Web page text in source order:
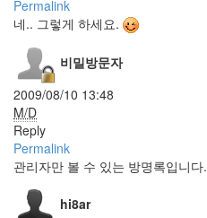
Permalink
네.. 그렇게 하세요.
비밀방문자
2009/08/10 13:48
M/D
Reply
Permalink
관리자만 볼 수 있는 방명록입니다.
hi8ar
스
덧
글
사